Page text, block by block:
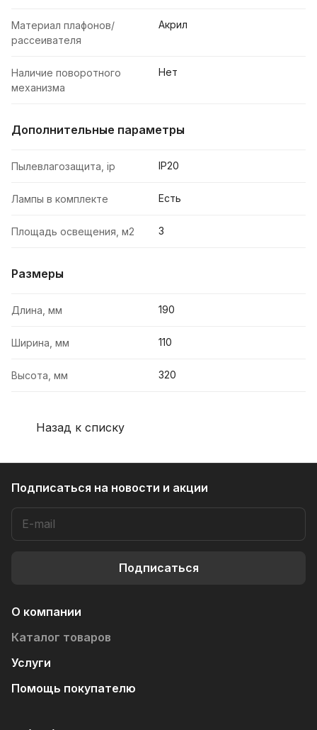
Материал плафонов/
рассеивателя
Акрил
Наличие поворотного
механизма
Нет
Дополнительные параметры
Пылевлагозащита, ip IP20
Лампы в комплекте Есть
Площадь освещения, м2 3
Размеры
Длина, мм 190
Ширина, мм 110
Высота, мм 320
Назад к списку
Подписаться на новости и акции
Подписаться
О компании
Каталог товаров
Услуги
Помощь покупателю